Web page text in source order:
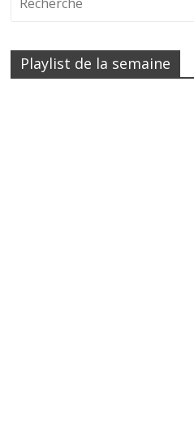
Playlist de la semaine